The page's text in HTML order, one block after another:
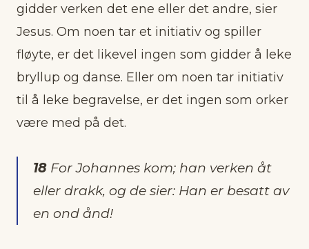
gidder verken det ene eller det andre, sier
Jesus. Om noen tar et initiativ og spiller
fløyte, er det likevel ingen som gidder å leke
bryllup og danse. Eller om noen tar initiativ
til å leke begravelse, er det ingen som orker
være med på det.
18 For Johannes kom; han verken åt
eller drakk, og de sier: Han er besatt av
en ond ånd!